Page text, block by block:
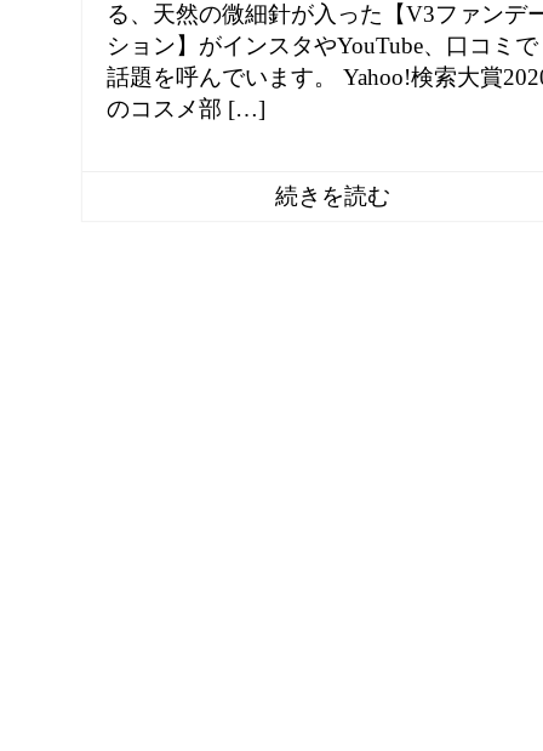
る、天然の微細針が入った【V3ファンデ
ション】がインスタやYouTube、口コミで
話題を呼んでいます。 Yahoo!検索大賞
のコスメ部 […]